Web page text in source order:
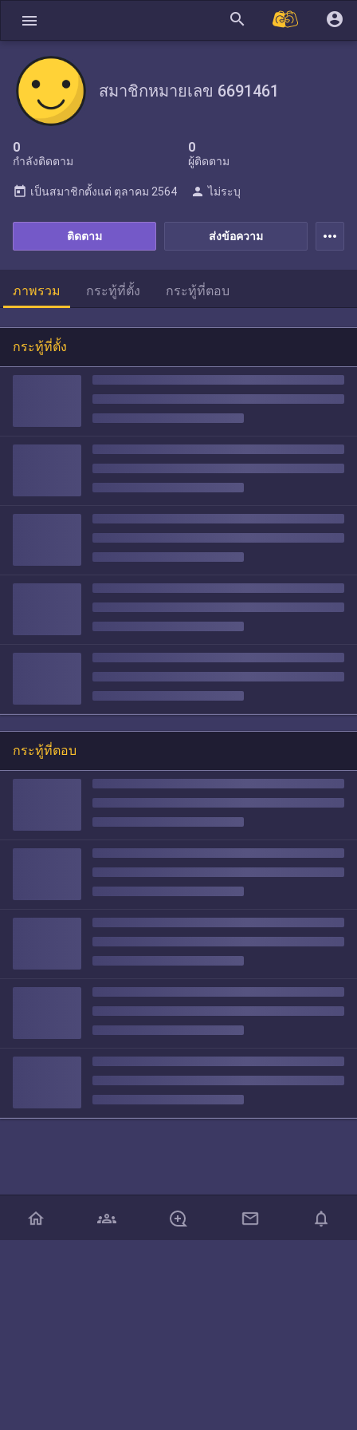
menu search account_circle
สมาชิกหมายเลข 6691461
0
กำลังติดตาม
0
ผู้ติดตาม
ส่งข้อความ
ติดตาม
today เป็นสมาชิกตั้งแต่ ตุลาคม 2564 person ไม่ระบุ
more_horiz
ภาพรวม กระทู้ที่ตั้ง กระทู้ที่ตอบ
กระทู้ที่ตั้ง
กระทู้ที่ตอบ